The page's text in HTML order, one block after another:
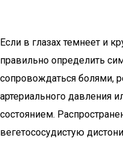
Если в глазах темнеет и
правильно определить
сопровождаться болями,
артериального давления
состоянием.
вегетососудистую